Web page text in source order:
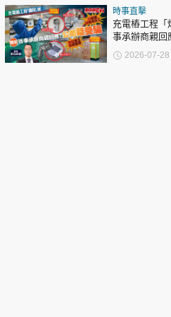
基謝賢
時事直擊
充電樁工程「
事承辦商親回
受騙
2026-07-28